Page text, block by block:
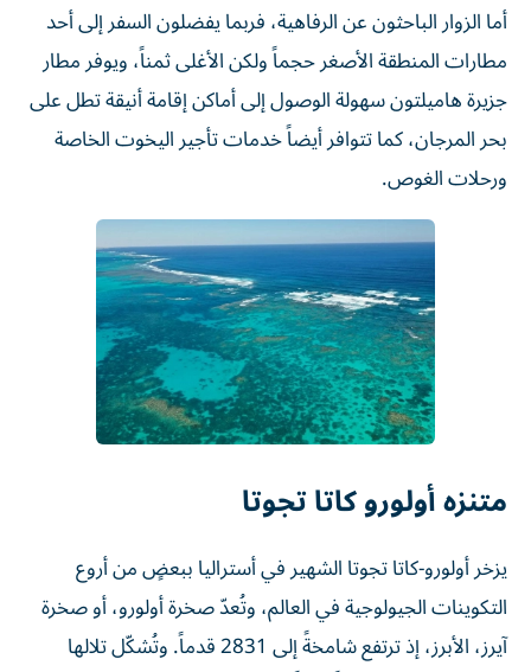
أما الزوار الباحثون عن الرفاهية، فربما يفضلون السفر إلى أحد
مطارات المنطقة الأصغر حجماً ولكن الأغلى ثمناً، ويوفر مطار
جزيرة هاميلتون سهولة الوصول إلى أماكن إقامة أنيقة تطل على
بحر المرجان، كما تتوافر أيضاً خدمات تأجير اليخوت الخاصة
ورحلات الغوص.
متنزه أولورو كاتا تجوتا
يزخر أولورو-كاتا تجوتا الشهير في أستراليا ببعضٍ من أروع
التكوينات الجيولوجية في العالم، وتُعدّ صخرة أولورو، أو صخرة
آيرز، الأبرز، إذ ترتفع شامخةً إلى 2831 قدماً. وتُشكّل تلالها